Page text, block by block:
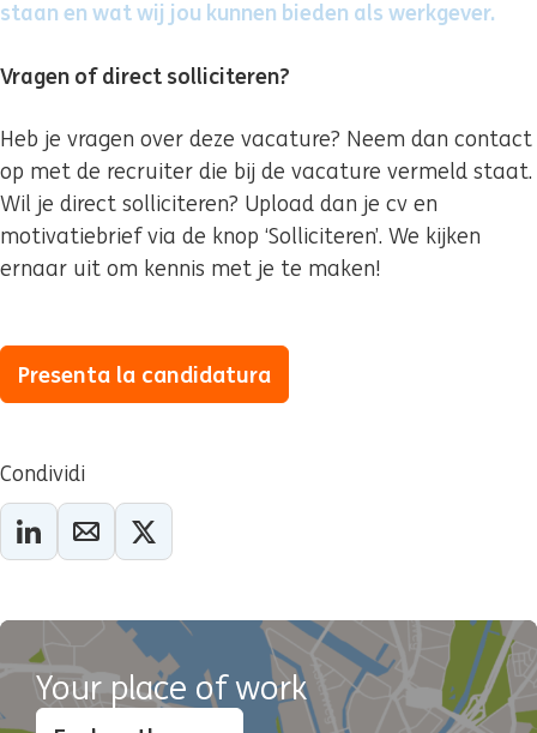
staan en wat wij jou kunnen bieden als werkgever.
Vragen of direct solliciteren?
Heb je vragen over deze vacature? Neem dan contact
op met de recruiter die bij de vacature vermeld staat.
Wil je direct solliciteren? Upload dan je cv en
motivatiebrief via de knop ‘Solliciteren’. We kijken
ernaar uit om kennis met je te maken!
Presenta la candidatura
Condividi
Your place of work